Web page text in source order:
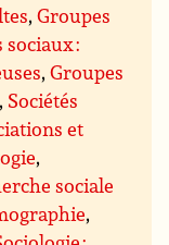
,Groupes
sociaux :
,Groupes
, Sociétés
et
,
sociale
,